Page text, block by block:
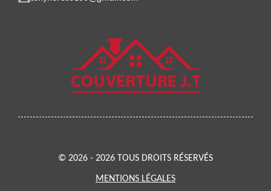
© 2026 - 2026 TOUS DROITS RÉSERVÉS
MENTIONS LÉGALES